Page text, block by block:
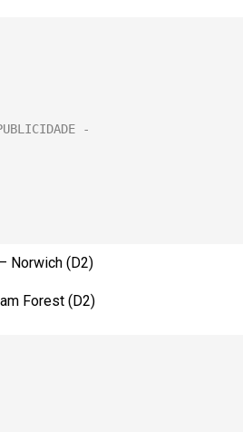
Norwich (D2)
Forest (D2)